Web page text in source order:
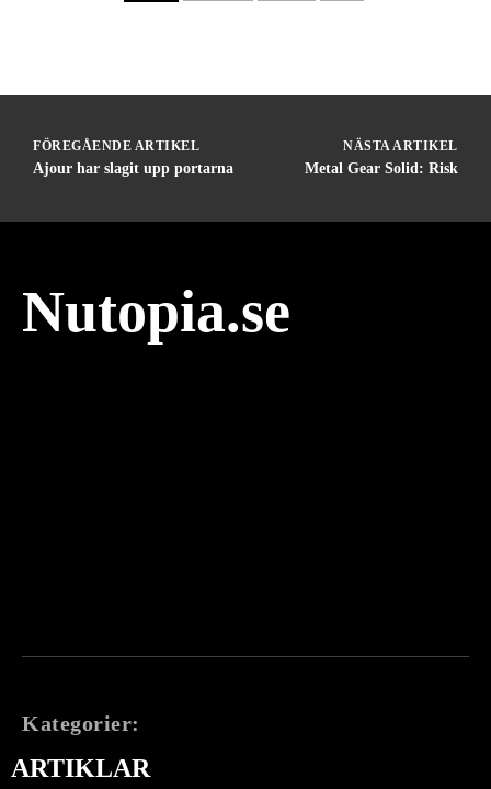
FÖREGÅENDE ARTIKEL
Ajour har slagit upp portarna
NÄSTA ARTIKEL
Metal Gear Solid: Risk
Nutopia.se
Kategorier:
ARTIKLAR